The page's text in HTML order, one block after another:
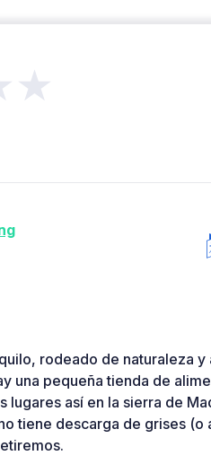
rodeado de naturaleza y
una pequeña tienda de
lugares así en la sierra de
tiene descarga de grises (o